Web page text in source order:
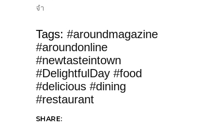
จำ
Tags: #aroundmagazine
#aroundonline
#newtasteintown
#DelightfulDay #food
#delicious #dining
#restaurant
SHARE: